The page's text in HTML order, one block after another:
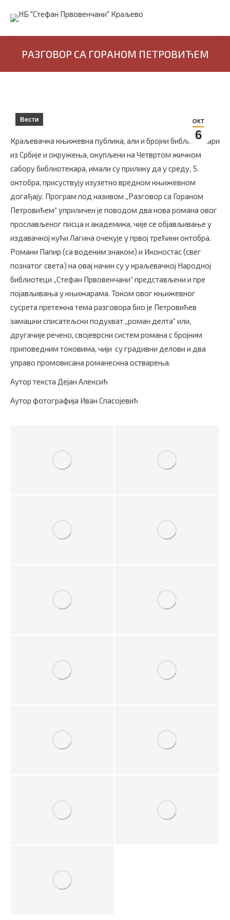
РАЗГОВОР СА ГОРАНОМ ПЕТРОВИЋЕМ
ОКТ
6
Вести
Краљевачка књижевна публика, али и бројни библиотекари
из Србије и окружења, окупљени на Четвртом жичком
сабору библиотекара, имали су прилику да у среду, 5.
октобра, присуствују изузетно вредном књижевном
догађају. Програм под називом ,,Разговор са Гораном
Петровићем“ уприличен је поводом два нова романа овог
прослављеног писца и академика, чије се објављивање у
издавачкој кући Лагина очекује у првој трећини октобра.
Романи Папир (са воденим знаком) и Иконостас (свег
познатог света) на овај начин су у краљевачкој Народној
библиотеци ,,Стефан Првовенчани“ представљени и пре
појављивања у књижарама. Током овог књижевног
сусрета претежна тема разговора био је Петровићев
замашни списатељски подухват ,,роман делта“ или,
другачије речено, својеврсни систем романа с бројним
приповедним токовима, чији су градивни делови и два
управо промовисана романескна остварења.
Аутор текста Дејан Алексић
Аутор фотографија Иван Спасојевић